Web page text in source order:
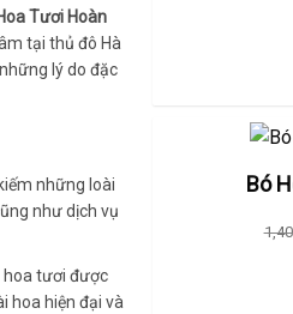
Tươi Hoàn
tại thủ đô Hà
lý do đặc
những loài
như dịch vụ
hoa tươi được
hoa hiện đại và
Bó